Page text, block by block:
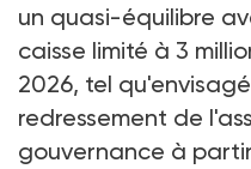
un quasi-équilibre
caisse limité à 3
2026, tel
redressement de
gouvernance à